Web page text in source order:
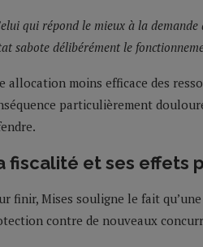
qui répond le mieux à la
sabote délibérément le
allocation moins efficace des
particulièrement
fiscalité et ses effets
finir, Mises souligne le fait
contre de nouveaux